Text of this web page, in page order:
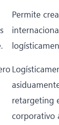
Permite
retargeting
corporativo